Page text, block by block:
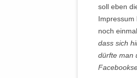
soll eben
Impressum
noch
dass sich
dürfte man